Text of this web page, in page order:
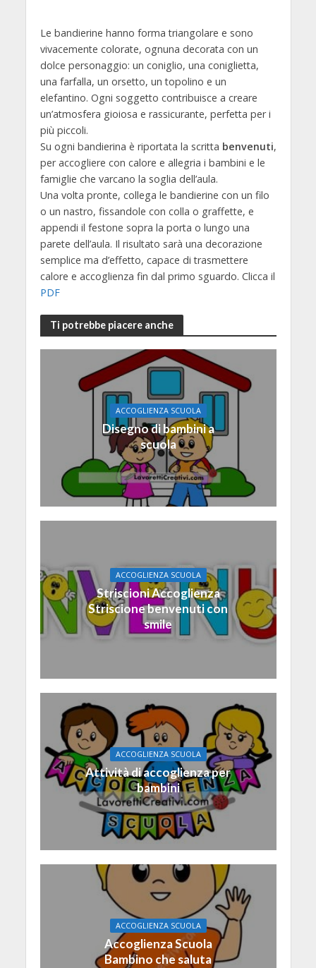
Le bandierine hanno forma triangolare e sono
vivacemente colorate, ognuna decorata con un
dolce personaggio: un coniglio, una coniglietta,
una farfalla, un orsetto, un topolino e un
elefantino. Ogni soggetto contribuisce a creare
un’atmosfera gioiosa e rassicurante, perfetta per i
più piccoli.
Su ogni bandierina è riportata la scritta benvenuti,
per accogliere con calore e allegria i bambini e le
famiglie che varcano la soglia dell’aula.
Una volta pronte, collega le bandierine con un filo
o un nastro, fissandole con colla o graffette, e
appendi il festone sopra la porta o lungo una
parete dell’aula. Il risultato sarà una decorazione
semplice ma d’effetto, capace di trasmettere
calore e accoglienza fin dal primo sguardo. Clicca il
PDF
Ti potrebbe piacere anche
ACCOGLIENZA SCUOLA
Disegno di bambini a
scuola
ACCOGLIENZA SCUOLA
Striscioni Accoglienza
Striscione benvenuti con
smile
ACCOGLIENZA SCUOLA
Attività di accoglienza per
bambini
ACCOGLIENZA SCUOLA
Accoglienza Scuola
Bambino che saluta